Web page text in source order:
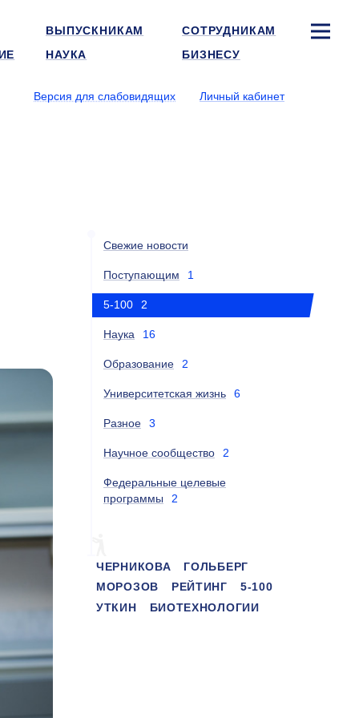
ВЫПУСКНИКАМ
СОТРУДНИКАМ
НАУКА БИЗНЕСУ
Версия для слабовидящих Личный кабинет
Свежие новости
Поступающим 1
5-100 2
Наука 16
Образование 2
Университетская жизнь 6
Разное 3
Научное сообщество 2
Федеральные целевые
программы
2
ЧЕРНИКОВА
ГОЛЬБЕРГ
МОРОЗОВ
РЕЙТИНГ
5-100
УТКИН
БИОТЕХНОЛОГИИ